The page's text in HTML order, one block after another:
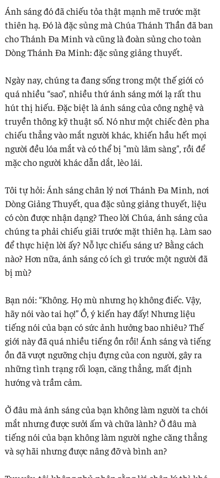
Ánh sáng đó đã chiếu tỏa thật mạnh mẽ trước mặt
thiên hạ. Đó là đặc sủng mà Chúa Thánh Thần đã ban
cho Thánh Đa Minh và cũng là đoàn sủng cho toàn
Dòng Thánh Đa Minh: đặc sủng giảng thuyết.
Ngày nay, chúng ta đang sống trong một thế giới có
quá nhiều “sao”, nhiều thứ ánh sáng mới lạ rất thu
hút thị hiếu. Đặc biệt là ánh sáng của công nghệ và
truyền thông kỹ thuật số. Nó như một chiếc đèn pha
chiếu thẳng vào mắt người khác, khiến hầu hết mọi
người đều lóa mắt và có thể bị "mù lâm sàng", rồi để
mặc cho người khác dẫn dắt, lèo lái.
Tôi tự hỏi: Ánh sáng chân lý nơi Thánh Đa Minh, nơi
Dòng Giảng Thuyết, qua đặc sủng giảng thuyết, liệu
có còn được nhận dạng? Theo lời Chúa, ánh sáng của
chúng ta phải chiếu giãi trước mặt thiên hạ. Làm sao
để thực hiện lời ấy? Nỗ lực chiếu sáng ư? Bằng cách
nào? Hơn nữa, ánh sáng có ích gì trước một người đã
bị mù?
Bạn nói: “Không. Họ mù nhưng họ không điếc. Vậy,
hãy nói vào tai họ!” Ồ, ý kiến hay đấy! Nhưng liệu
tiếng nói của bạn có sức ảnh hưởng bao nhiêu? Thế
giới này đã quá nhiều tiếng ồn rồi! Ánh sáng và tiếng
ồn đã vượt ngưỡng chịu đựng của con người, gây ra
những tình trạng rối loạn, căng thẳng, mất định
hướng và trầm cảm.
Ở đâu mà ánh sáng của bạn không làm người ta chói
mắt nhưng được sưởi ấm và chữa lành? Ở đâu mà
tiếng nói của bạn không làm người nghe căng thẳng
và sợ hãi nhưng được nâng đỡ và bình an?